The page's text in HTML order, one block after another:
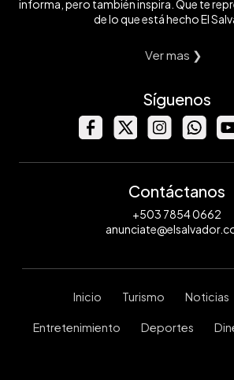
informa, pero también inspira. Que te
de lo que está hecho El
Ver mas ❯
Síguenos
Contáctanos
+503 7854 0662
Inicio Turismo Noticias
Entretenimiento Deportes